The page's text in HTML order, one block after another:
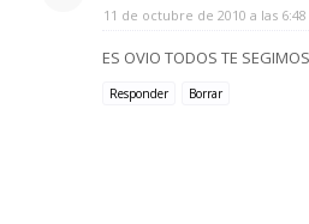
11 de octubre de 2010 a las 6:48
ES OVIO TODOS TE
Responder Borrar